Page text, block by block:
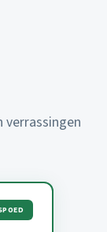
verrassingen